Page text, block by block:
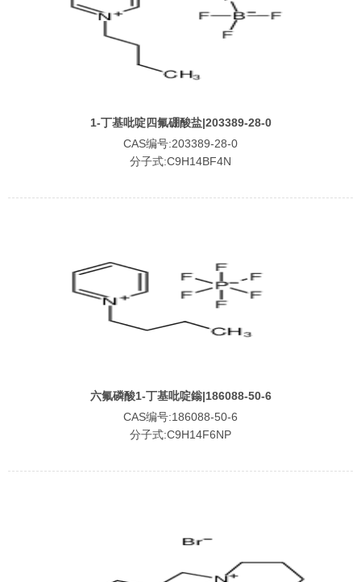
1-丁基吡啶四氟硼酸盐|203389-28-0
CAS编号:203389-28-0
分子式:C9H14BF4N
六氟磷酸1-丁基吡啶鎓|186088-50-6
CAS编号:186088-50-6
分子式:C9H14F6NP